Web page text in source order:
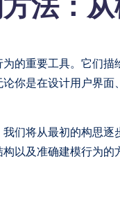
的重要工具。它们
你是在设计用户界
们将从最初的构思
以及准确建模行为的